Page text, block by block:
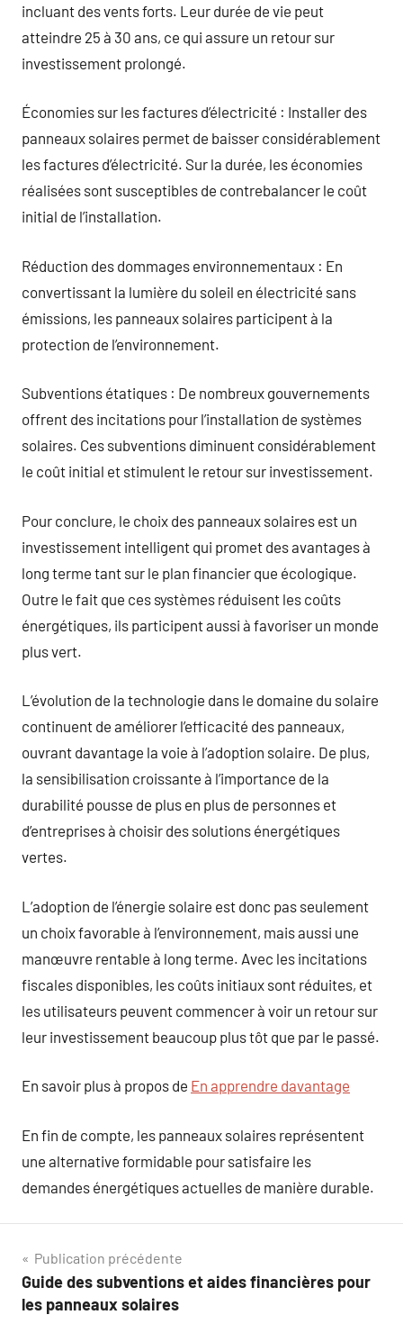
incluant des vents forts. Leur durée de vie peut
atteindre 25 à 30 ans, ce qui assure un retour sur
investissement prolongé.
Économies sur les factures d’électricité : Installer des
panneaux solaires permet de baisser considérablement
les factures d’électricité. Sur la durée, les économies
réalisées sont susceptibles de contrebalancer le coût
initial de l’installation.
Réduction des dommages environnementaux : En
convertissant la lumière du soleil en électricité sans
émissions, les panneaux solaires participent à la
protection de l’environnement.
Subventions étatiques : De nombreux gouvernements
offrent des incitations pour l’installation de systèmes
solaires. Ces subventions diminuent considérablement
le coût initial et stimulent le retour sur investissement.
Pour conclure, le choix des panneaux solaires est un
investissement intelligent qui promet des avantages à
long terme tant sur le plan financier que écologique.
Outre le fait que ces systèmes réduisent les coûts
énergétiques, ils participent aussi à favoriser un monde
plus vert.
L’évolution de la technologie dans le domaine du solaire
continuent de améliorer l’efficacité des panneaux,
ouvrant davantage la voie à l’adoption solaire. De plus,
la sensibilisation croissante à l’importance de la
durabilité pousse de plus en plus de personnes et
d’entreprises à choisir des solutions énergétiques
vertes.
L’adoption de l’énergie solaire est donc pas seulement
un choix favorable à l’environnement, mais aussi une
manœuvre rentable à long terme. Avec les incitations
fiscales disponibles, les coûts initiaux sont réduites, et
les utilisateurs peuvent commencer à voir un retour sur
leur investissement beaucoup plus tôt que par le passé.
En savoir plus à propos de En apprendre davantage
En fin de compte, les panneaux solaires représentent
une alternative formidable pour satisfaire les
demandes énergétiques actuelles de manière durable.
Navigation
de
Publication précédente
Guide des subventions et aides financières pour
les panneaux solaires